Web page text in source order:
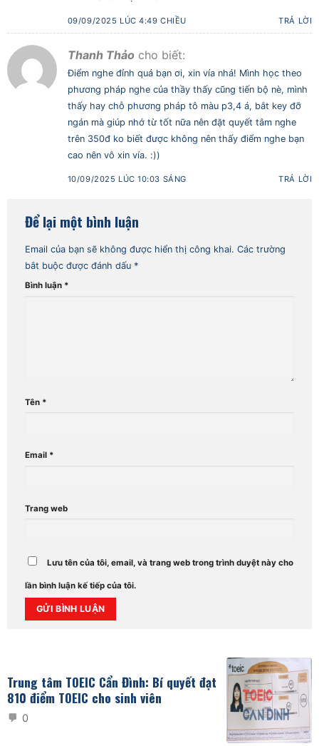
09/09/2025 LÚC 4:49 CHIỀU TRẢ LỜI
Thanh Thảo cho biết:
Điểm nghe đỉnh quá bạn ơi, xin vía nhá! Mình học theo
phương pháp nghe của thầy thấy cũng tiến bộ nè, mình
thấy hay chỗ phương pháp tô màu p3,4 á, bắt key đỡ
ngán mà giúp nhớ từ tốt nữa nên đặt quyết tâm nghe
trên 350đ ko biết được không nên thấy điểm nghe bạn
cao nên vô xin vía. :))
10/09/2025 LÚC 10:03 SÁNG TRẢ LỜI
Để lại một bình luận
Email của bạn sẽ không được hiển thị công khai. Các trường
bắt buộc được đánh dấu *
Bình luận *
Tên *
Email *
Trang web
Lưu tên của tôi, email, và trang web trong trình duyệt này cho
lần bình luận kế tiếp của tôi.
Trung tâm TOEIC Cẩn Đình: Bí quyết đạt
810 điểm TOEIC cho sinh viên
0